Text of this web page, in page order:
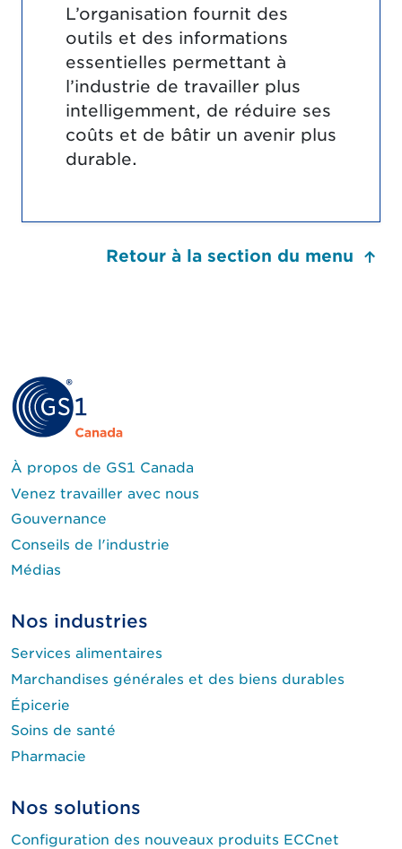
L’organisation fournit des
outils et des informations
essentielles permettant à
l’industrie de travailler plus
intelligemment, de réduire ses
coûts et de bâtir un avenir plus
durable.
Retour à la section du menu
À propos de GS1 Canada
Venez travailler avec nous
Gouvernance
Conseils de l'industrie
Médias
Nos industries
Services alimentaires
Marchandises générales et des biens durables
Épicerie
Soins de santé
Pharmacie
Nos solutions
Configuration des nouveaux produits ECCnet